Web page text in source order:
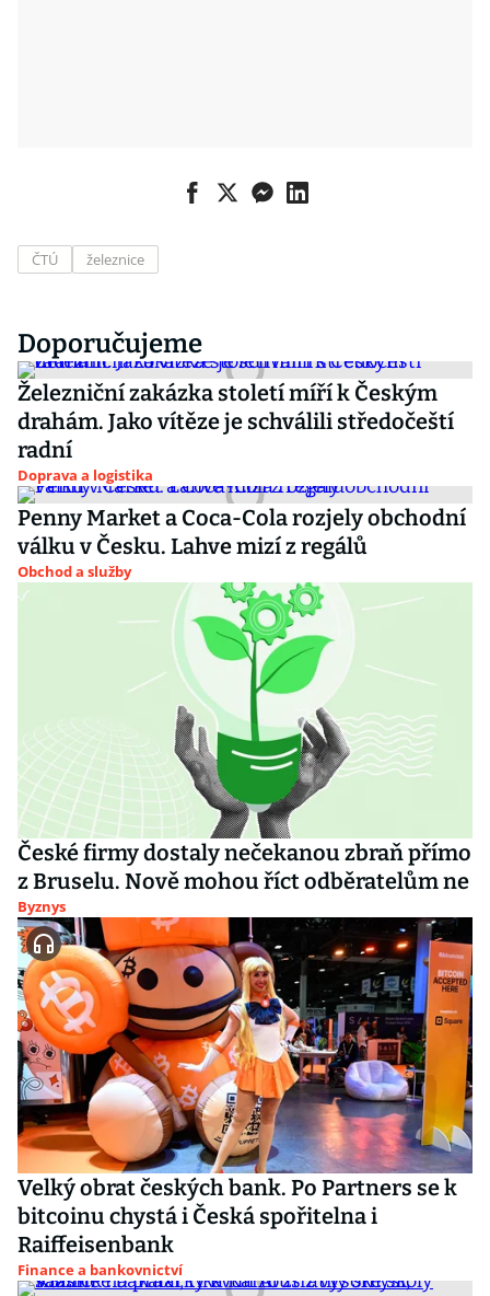
ČTÚ železnice
Doporučujeme
Železniční zakázka století míří k Českým
drahám. Jako vítěze je schválili středočeští
radní
Doprava a logistika
Penny Market a Coca-Cola rozjely obchodní
válku v Česku. Lahve mizí z regálů
Obchod a služby
České firmy dostaly nečekanou zbraň přímo
z Bruselu. Nově mohou říct odběratelům ne
Byznys
Velký obrat českých bank. Po Partners se k
bitcoinu chystá i Česká spořitelna i
Raiffeisenbank
Finance a bankovnictví